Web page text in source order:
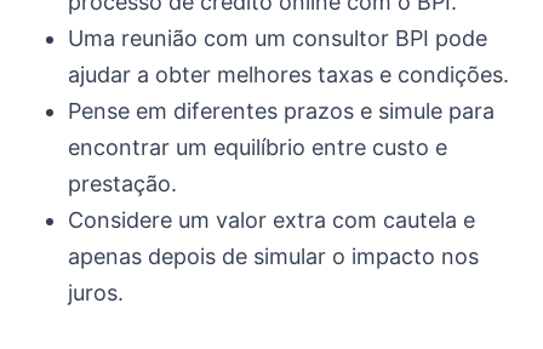
Uma reunião com um consultor BPI pode
ajudar a obter melhores taxas e condições.
Pense em diferentes prazos e simule para
encontrar um equilíbrio entre custo e
prestação.
Considere um valor extra com cautela e
apenas depois de simular o impacto nos
juros.